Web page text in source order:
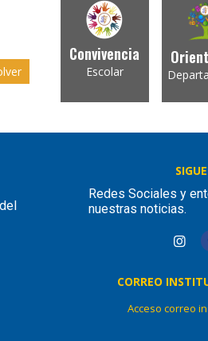
Convivencia
Escolar
Redes Sociales y
nuestras noticias.
CORREO
Acceso correo